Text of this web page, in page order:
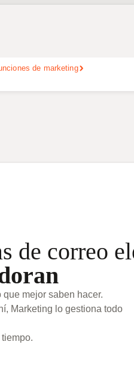
de marketing
de correo
mejor saben hacer.
Marketing lo gestiona todo